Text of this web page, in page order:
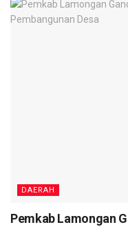
DAERAH
Pemkab Lamongan